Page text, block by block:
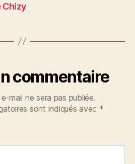
Chizy
commentaire
mail ne sera pas publiée.
sont indiqués avec *